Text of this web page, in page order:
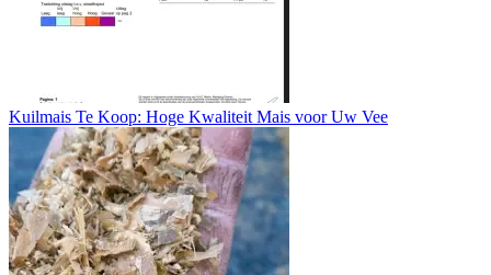
Kuilmais Te Koop: Hoge Kwaliteit Mais voor Uw Vee